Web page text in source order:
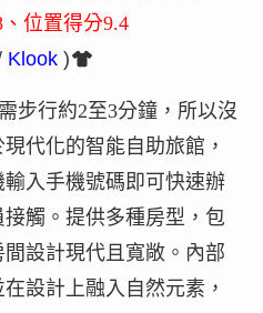
位置得分9.4
Klook)
步行約2至3分鐘，所以沒
代化的智能自助旅館，
入手機號碼即可快速辦
觸。提供多種房型，包
設計現代且寬敞。內部
設計上融入自然元素，